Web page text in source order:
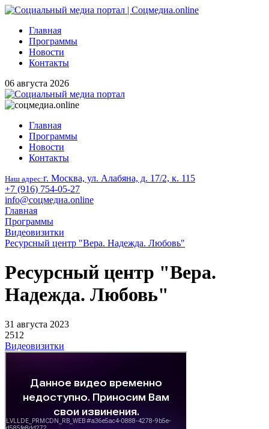
Главная
Программы
Новости
Контакты
06 августа 2026
Главная
Программы
Новости
Контакты
Наш адрес:г. Москва, ул. Алабяна, д. 17/2, к. 115
+7 (916) 754-05-27
info@соцмедиа.online
Главная
Программы
Видеовизитки
Ресурсный центр "Вера. Надежда. Любовь"
Ресурсный центр "Вера.
Надежда. Любовь"
31 августа 2023
2512
Видеовизитки